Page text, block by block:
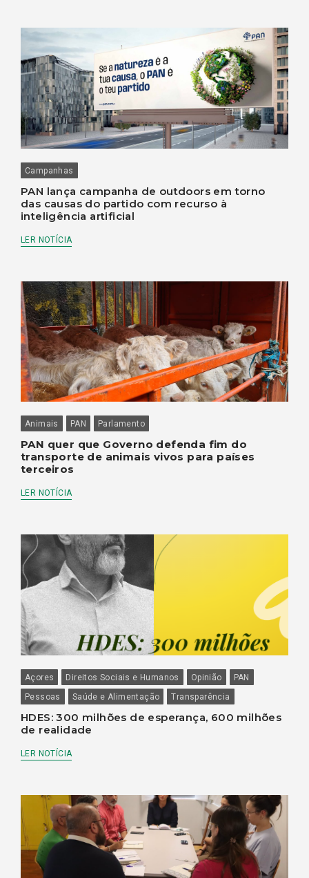
Campanhas
PAN lança campanha de outdoors em torno
das causas do partido com recurso à
inteligência artificial
LER NOTÍCIA
Animais PAN Parlamento
PAN quer que Governo defenda fim do
transporte de animais vivos para países
terceiros
LER NOTÍCIA
Açores Direitos Sociais e Humanos Opinião
PAN
Pessoas
Saúde e Alimentação Transparência
HDES: 300 milhões de esperança, 600 milhões
de realidade
LER NOTÍCIA